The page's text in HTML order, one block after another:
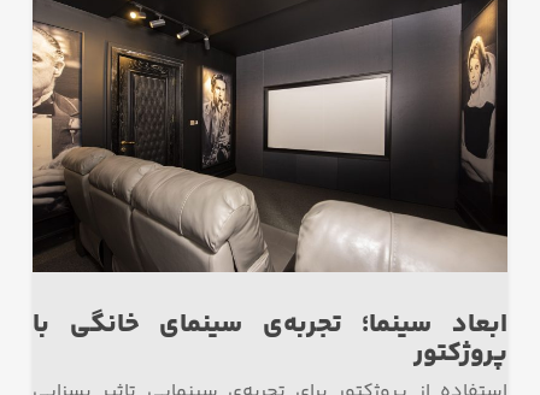
ابعاد سینما؛ تجربه‌ی سینمای خانگی با
پروژکتور